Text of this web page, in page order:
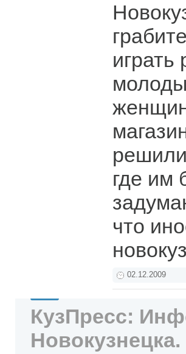
где им
что
02.12.2009
КузПресс: